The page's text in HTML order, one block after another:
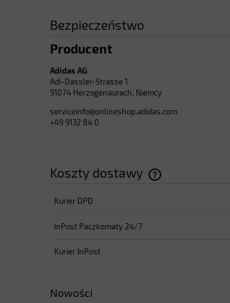
Bezpieczeństwo
Producent
Adidas AG
Adi-Dassler-Strasse 1
91074 Herzogenaurach, Niemcy
serviceinfo@onlineshop.adidas.com
+49 9132 84 0
Koszty dostawy
Kurier DPD
InPost Paczkomaty 24/7
Kurier InPost
Nowości